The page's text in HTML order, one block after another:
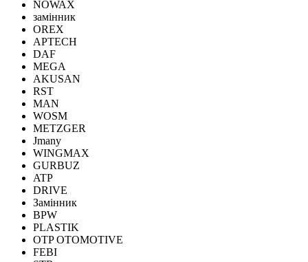
NOWAX
замінник
OREX
APTECH
DAF
MEGA
AKUSAN
RST
MAN
WOSM
METZGER
Jmany
WINGMAX
GURBUZ
ATP
DRIVE
Замінник
BPW
PLASTIK
OTP OTOMOTIVE
FEBI